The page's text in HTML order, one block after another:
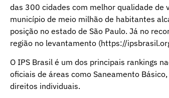
das 300 cidades com melhor qualidade de
município de meio milhão de habitantes
posição no estado de São Paulo. Já no
região no levantamento (https://
O IPS Brasil é um dos principais rankings
oficiais de áreas como Saneamento
direitos individuais.